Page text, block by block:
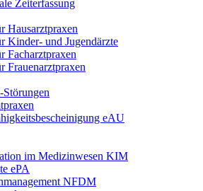
Zeiterfassung
Hausarztpraxen
Kinder- und Jugendärzte
Facharztpraxen
Frauenarztpraxen
eAU
im Medizinwesen KIM
ePA
NFDM